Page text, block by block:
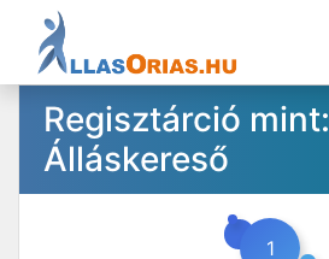
Regisztárció mint:
Álláskereső
1